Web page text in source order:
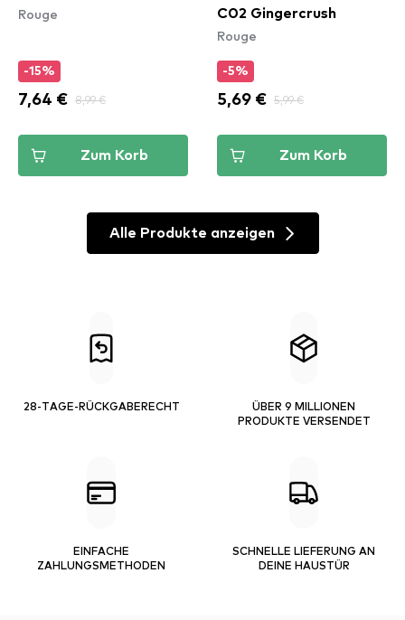
Rouge
-15%
7,64 € 8,99 €
Zum Korb
C02 Gingercrush
Rouge
-5%
5,69 € 5,99 €
Zum Korb
Alle Produkte anzeigen
28-TAGE-RÜCKGABERECHT
ÜBER 9 MILLIONEN
PRODUKTE VERSENDET
EINFACHE
ZAHLUNGSMETHODEN
SCHNELLE LIEFERUNG AN
DEINE HAUSTÜR